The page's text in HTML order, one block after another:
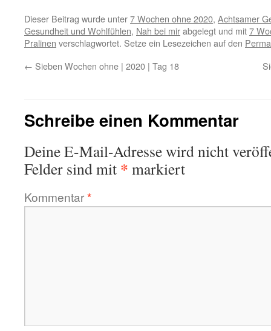
Dieser Beitrag wurde unter7 Wochen ohne 2020, Achtsamer
Gesundheit und Wohlfühlen, Nah bei mirabgelegt und mit7
Pralinen verschlagwortet. Setze ein Lesezeichen auf den
← Sieben Wochen ohne | 2020 | Tag 18
Schreibe einen Kommentar
Deine E-Mail-Adresse wird nicht
Felder sind mit * markiert
Kommentar*